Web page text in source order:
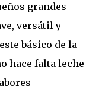
grandes
versátil y
básico de la
hace falta leche